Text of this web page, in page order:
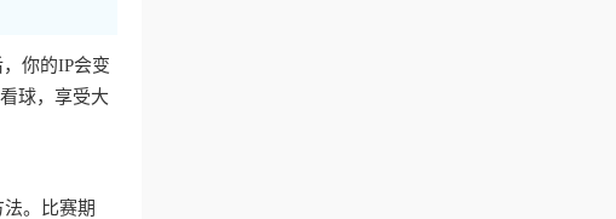
你的IP会变
球，享受大
。比赛期